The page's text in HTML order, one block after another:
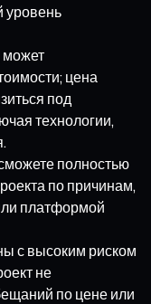
уровень
может
цена
под
технологии,
полностью
по причинам,
платформой
с высоким риском
не
по цене или